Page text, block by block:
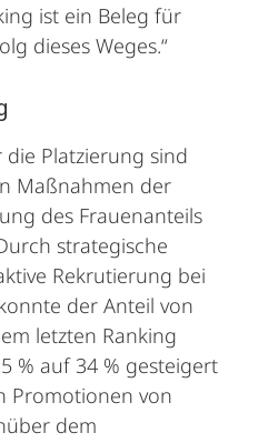
ist ein Beleg für
dieses Weges.“
Platzierung sind
Maßnahmen der
des Frauenanteils
strategische
Rekrutierung bei
der Anteil von
letzten Ranking
% auf 34 % gesteigert
Promotionen von
dem